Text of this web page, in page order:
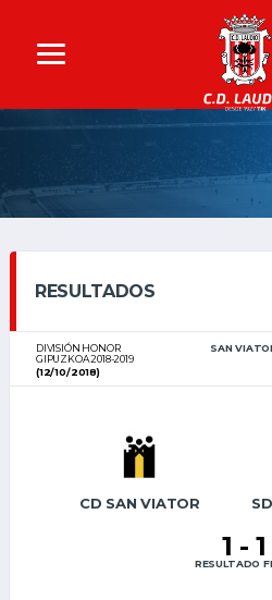
RESULTADOS
DIVISIÓN HONOR
GIPUZKOA 2018-2019
SAN
(12/10/2018)
CD SAN VIATOR
1 - 1
RESULTADO